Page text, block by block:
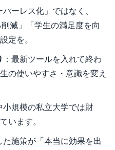
ーレス化」ではなく、
減」「学生の満足度を向
定を。
：最新ツールを入れて終わ
の使いやすさ・意識を変え
小規模の私立大学では財
います。
た施策が「本当に効果を出